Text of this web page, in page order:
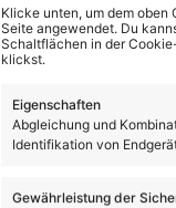
Klicke unten, um dem
Seite angewendet. Du
Schaltflächen in der
klickst.
Eigenschaften
Abgleichung und
Identifikation von
Gewährleistung der